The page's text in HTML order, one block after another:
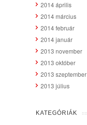
2014 április
2014 március
2014 február
2014 január
2013 november
2013 október
2013 szeptember
2013 július
KATEGÓRIÁK